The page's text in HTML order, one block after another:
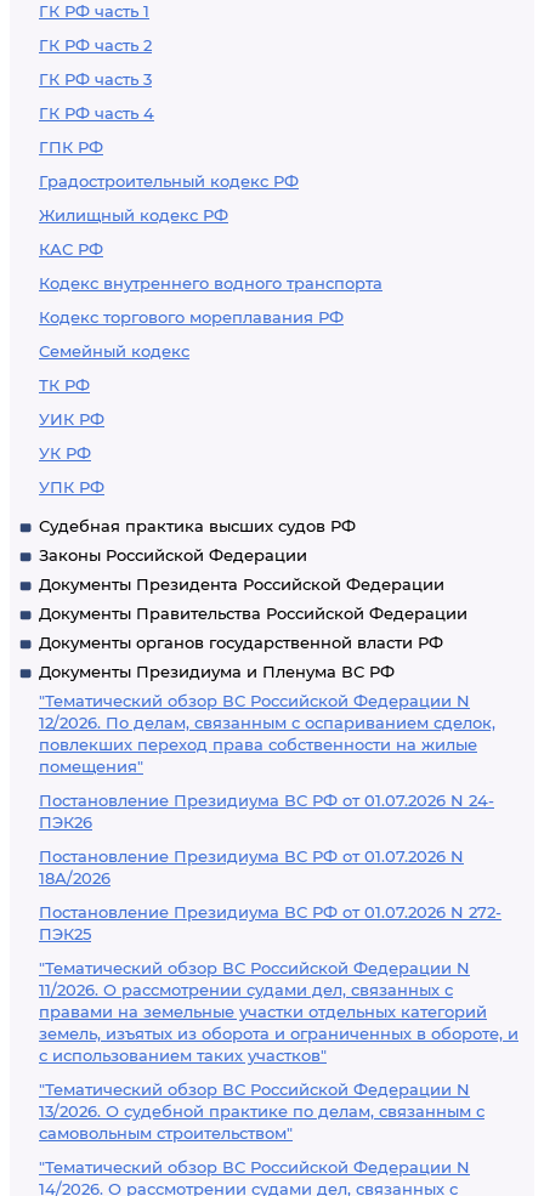
ГК РФ часть 1
ГК РФ часть 2
ГК РФ часть 3
ГК РФ часть 4
ГПК РФ
Градостроительный кодекс РФ
Жилищный кодекс РФ
КАС РФ
Кодекс внутреннего водного транспорта
Кодекс торгового мореплавания РФ
Семейный кодекс
ТК РФ
УИК РФ
УК РФ
УПК РФ
Судебная практика высших судов РФ
Законы Российской Федерации
Документы Президента Российской Федерации
Документы Правительства Российской Федерации
Документы органов государственной власти РФ
Документы Президиума и Пленума ВС РФ
"Тематический обзор ВС Российской Федерации N
12/2026. По делам, связанным с оспариванием сделок,
повлекших переход права собственности на жилые
помещения"
Постановление Президиума ВС РФ от 01.07.2026 N 24-
ПЭК26
Постановление Президиума ВС РФ от 01.07.2026 N
18А/2026
Постановление Президиума ВС РФ от 01.07.2026 N 272-
ПЭК25
"Тематический обзор ВС Российской Федерации N
11/2026. О рассмотрении судами дел, связанных с
правами на земельные участки отдельных категорий
земель, изъятых из оборота и ограниченных в обороте, и
с использованием таких участков"
"Тематический обзор ВС Российской Федерации N
13/2026. О судебной практике по делам, связанным с
самовольным строительством"
"Тематический обзор ВС Российской Федерации N
14/2026. О рассмотрении судами дел, связанных с